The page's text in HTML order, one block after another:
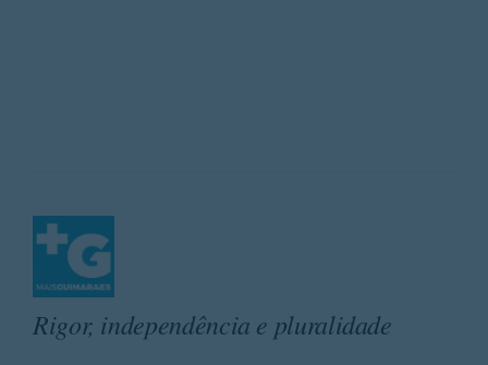
Rigor, independência e pluralidade